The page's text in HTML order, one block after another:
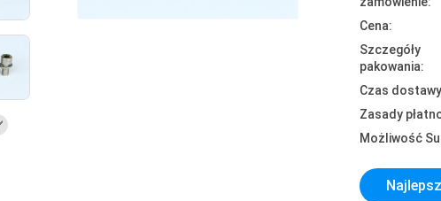
Cena:
Szczegóły
pakowania:
Czas
Zasady
Możliwość